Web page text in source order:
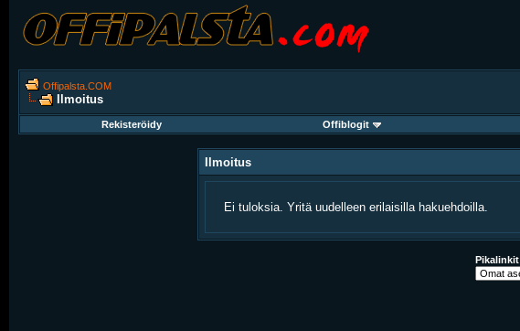
Offipalsta.COM
Ilmoitus
Rekisteröidy
Offiblogit
Ilmoitus
Ei tuloksia. Yritä uudelleen erilaisilla hakuehdoilla.
Pikalinkit